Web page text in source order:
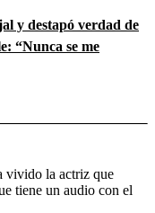
y destapó verdad de
“Nunca se me
vivido la actriz que
tiene un audio con el